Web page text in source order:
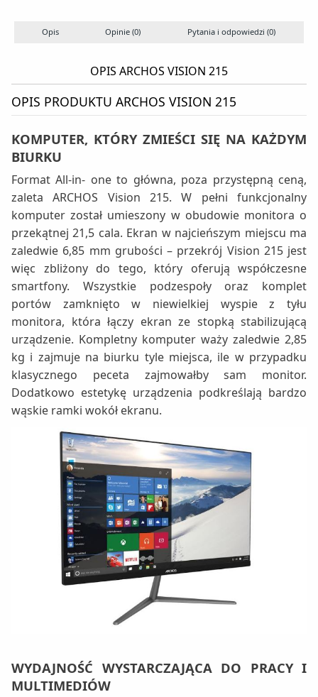
Opis Opinie (0) Pytania i odpowiedzi (0)
OPIS ARCHOS VISION 215
OPIS PRODUKTU ARCHOS VISION 215
KOMPUTER, KTÓRY ZMIEŚCI SIĘ NA KAŻDYM
BIURKU
Format All-in- one to główna, poza przystępną ceną,
zaleta ARCHOS Vision 215. W pełni funkcjonalny
komputer został umieszony w obudowie monitora o
przekątnej 21,5 cala. Ekran w najcieńszym miejscu ma
zaledwie 6,85 mm grubości – przekrój Vision 215 jest
więc zbliżony do tego, który oferują współczesne
smartfony. Wszystkie podzespoły oraz komplet
portów zamknięto w niewielkiej wyspie z tyłu
monitora, która łączy ekran ze stopką stabilizującą
urządzenie. Kompletny komputer waży zaledwie 2,85
kg i zajmuje na biurku tyle miejsca, ile w przypadku
klasycznego peceta zajmowałby sam monitor.
Dodatkowo estetykę urządzenia podkreślają bardzo
wąskie ramki wokół ekranu.
WYDAJNOŚĆ WYSTARCZAJĄCA DO PRACY I
MULTIMEDIÓW